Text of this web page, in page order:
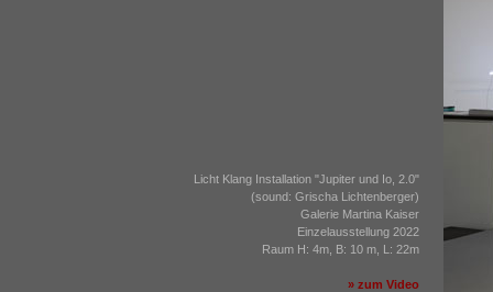
Licht Klang Installation "Jupiter und Io, 2.0"
(sound: Grischa Lichtenberger)
Galerie Martina Kaiser
Einzelausstellung 2022
Raum H: 4m, B: 10 m, L: 22m
» zum Video